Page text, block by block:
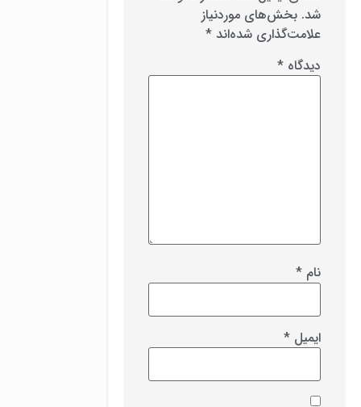
شد. بخش‌های موردنیاز
علامت‌گذاری شده‌اند *
دیدگاه *
نام *
ایمیل *